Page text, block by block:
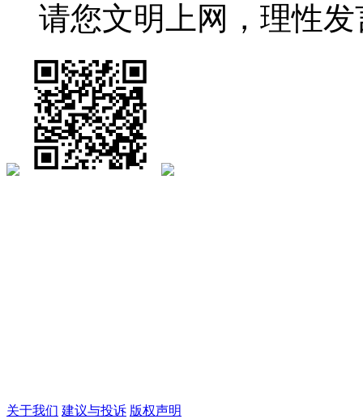
请您文明上网，理性
关于我们 建议与投诉 版权声明